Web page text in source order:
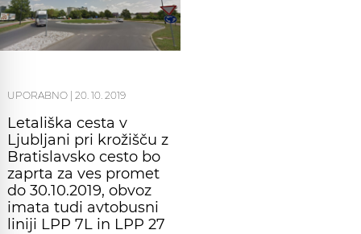
UPORABNO 20. 10. 2019
Letališka cesta v
Ljubljani pri krožišču z
Bratislavsko cesto bo
zaprta za ves promet
do 30.10.2019, obvoz
imata tudi avtobusni
liniji LPP 7L in LPP 27